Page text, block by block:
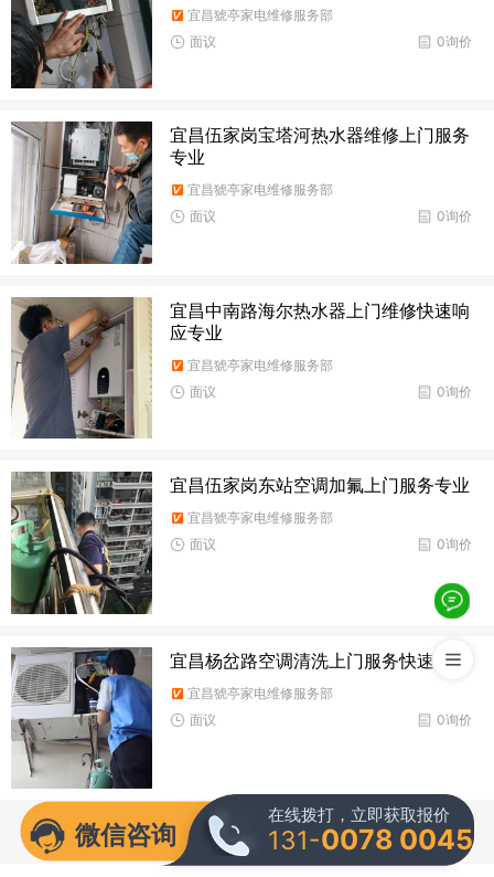
宜昌猇亭家电维修服务部
0询价
面议
宜昌伍家岗宝塔河热水器维修上门服务
专业
宜昌猇亭家电维修服务部
0询价
面议
宜昌中南路海尔热水器上门维修快速响
应专业
宜昌猇亭家电维修服务部
0询价
面议
宜昌伍家岗东站空调加氟上门服务专业
宜昌猇亭家电维修服务部
0询价
面议
宜昌杨岔路空调清洗上门服务快速
宜昌猇亭家电维修服务部
0询价
面议
微信咨询
在线拨打，立即获取报价
131-0078 0045